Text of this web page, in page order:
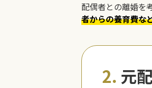
配偶者との離婚を
者からの養育費な
2. 元